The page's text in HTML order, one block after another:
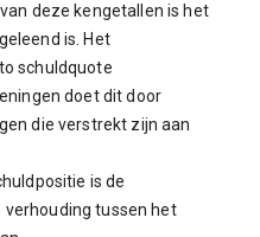
deze kengetallen is het
is. Het
schuldquote
doet dit door
die verstrekt zijn aan
is de
tussen het